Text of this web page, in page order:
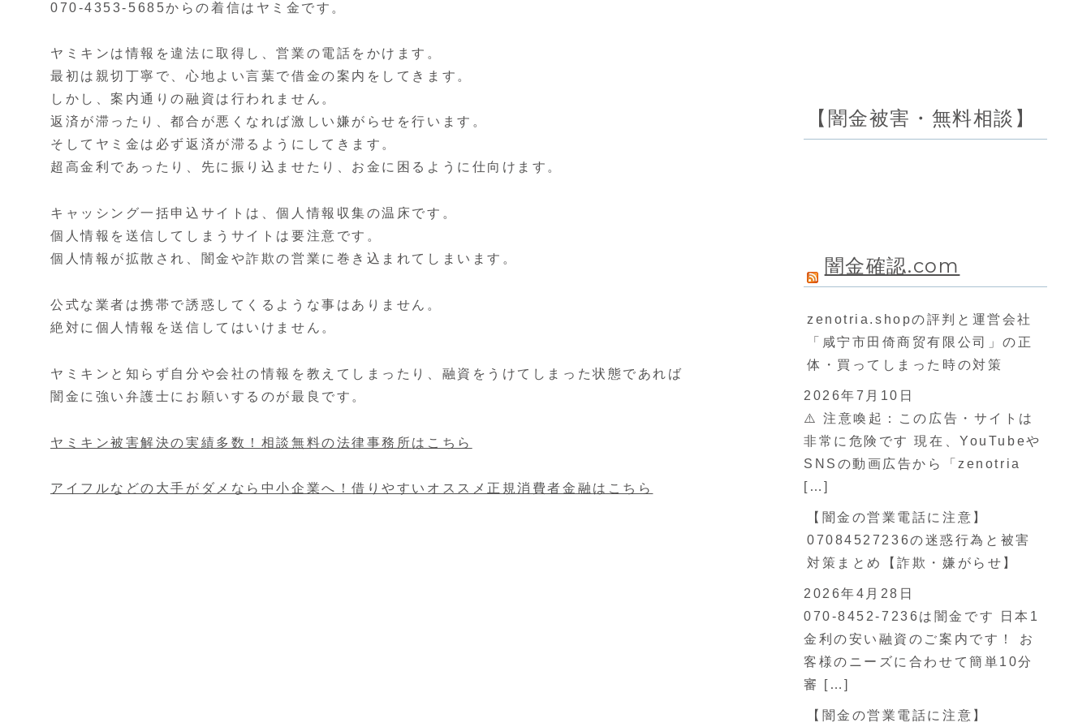
070-4353-5685からの着信はヤミ金です。
ヤミキンは情報を違法に取得し、営業の電話をかけます。
最初は親切丁寧で、心地よい言葉で借金の案内をしてきます。
しかし、案内通りの融資は行われません。
返済が滞ったり、都合が悪くなれば激しい嫌がらせを行います。
そしてヤミ金は必ず返済が滞るようにしてきます。
超高金利であったり、先に振り込ませたり、お金に困るように仕向けます。
キャッシング一括申込サイトは、個人情報収集の温床です。
個人情報を送信してしまうサイトは要注意です。
個人情報が拡散され、闇金や詐欺の営業に巻き込まれてしまいます。
公式な業者は携帯で誘惑してくるような事はありません。
絶対に個人情報を送信してはいけません。
ヤミキンと知らず自分や会社の情報を教えてしまったり、融資をうけてしまった状態であれば
闇金に強い弁護士にお願いするのが最良です。
ヤミキン被害解決の実績多数！ 相談無料の法律事務所はこちら
アイフルなどの大手がダメなら中小企業へ！借りやすいオススメ正規消費者金融 はこちら
【闇金被害・無料相談】
闇金確認.com
zenotria.shopの評判と運営会社
「咸宁市田倚商贸有限公司」の正
体・買ってしまった時の対策
2026年7月10日
⚠️ 注意喚起：この広告・サイトは
非常に危険です 現在、YouTubeや
SNSの動画広告から「zenotria
[…]
【闇金の営業電話に注意】
07084527236の迷惑行為と被害
対策まとめ【詐欺・嫌がらせ】
2026年4月28日
070-8452-7236は闇金です 日本1
金利の安い融資のご案内です！ お
客様のニーズに合わせて簡単10分
審 […]
【闇金の営業電話に注意】